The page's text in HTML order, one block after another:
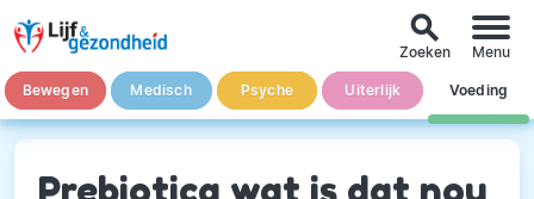
Bewegen Medisch Psyche Uiterlijk Voeding
search
Zoeken Menu
Prebiotica wat is dat nou